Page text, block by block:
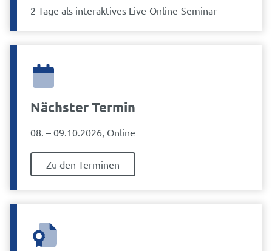
2 Tage als interaktives Live-Online-Seminar
Nächster Termin
08. – 09.10.2026, Online
Zu den Terminen